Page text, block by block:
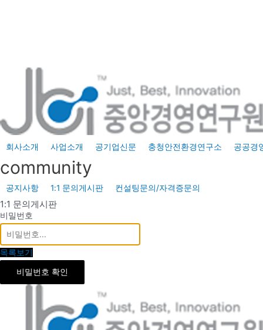
회사소개 사업소개 공기업신문 충청안전환경연구소 공공경
community
공지사항 1:1 문의게시판 컨설팅문의/자격증문의
1:1 문의게시판
비밀번호
목록보기
비밀번호 확인